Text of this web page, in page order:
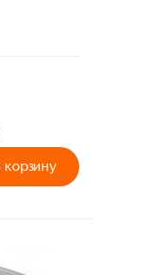
корзину